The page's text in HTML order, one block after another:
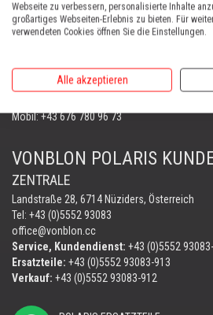
Automower Kundendienst Nüziders
Tel:+43 (0)5552 31607
AUTOMOWER SHOP
Maria-Theresien-Straße 77, 6890 Lustenau
Mobil:+43 676 780 96 73
VONBLON POLARIS
ZENTRALE
Landstraße 28, 6714 Nüziders, Österreich
Tel: +43 (0)5552 93083
office@vonblon.cc
Service, Kundendienst: +43 (0)5552
Ersatzteile: +43 (0)5552 93083-913
Verkauf: +43 (0)5552 93083-912
Webseite zu verbessern, personalisierte Inhalte
großartiges Webseiten-Erlebnis zu bieten. Für
verwendeten Cookies öffnen Sie die Einstellungen.
Alle akzeptieren